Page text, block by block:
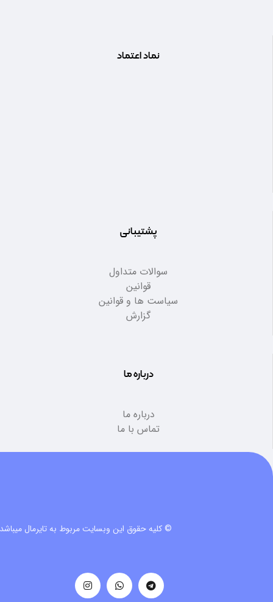
نماد اعتماد
پشتیبانی
سوالات متداول
قوانین
سیاست ها و قوانین
گزارش
درباره ما
درباره ما
تماس با ما
© کلیه حقوق این وبسایت مربوط به تایرمال